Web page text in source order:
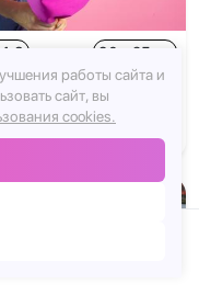
4.8 30 x 25 см
Тропический идеал
Заказать
работы сайта и
сайт, вы
cookies.